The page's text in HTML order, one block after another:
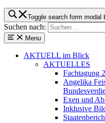
Toggle search form modal
Suchen nach:
Menu
AKTUELL im Blick
AKTUELLES
Fachtagung
Angelika
Exen und
Inklusive